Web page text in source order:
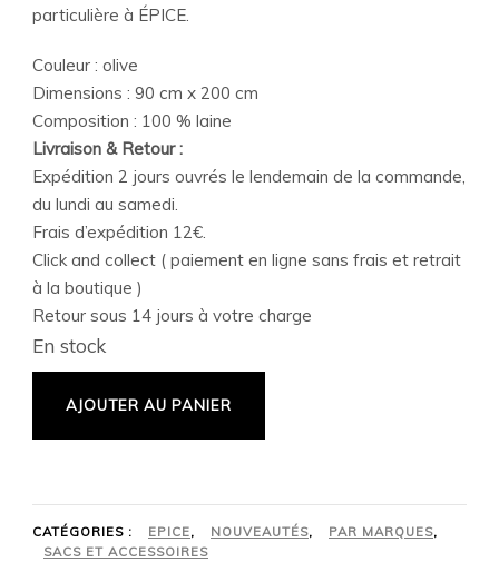
particulière à ÉPICE.
Couleur : olive
Dimensions : 90 cm x 200 cm
Composition : 100 % laine
Livraison & Retour :
Expédition 2 jours ouvrés le lendemain de la commande,
du lundi au samedi.
Frais d’expédition 12€.
Click and collect ( paiement en ligne sans frais et retrait
à la boutique )
Retour sous 14 jours à votre charge
En stock
AJOUTER AU PANIER
CATÉGORIES : EPICE, NOUVEAUTÉS, PAR MARQUES,
SACS ET ACCESSOIRES